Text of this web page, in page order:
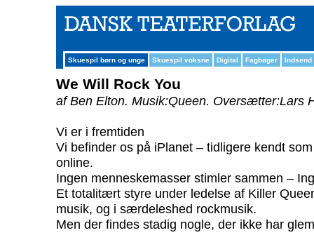
Skuespil børn og unge Skuespil voksne Digital Fagbøger Indsend
We Will Rock You
af Ben Elton. Musik:Queen. Oversætter:Lars
Vi er i fremtiden
Vi befinder os på iPlanet – tidligere kendt
online.
Ingen menneskemasser stimler sammen –
Et totalitært styre under ledelse af Killer
musik, og i særdeleshed rockmusik.
Men der findes stadig nogle, der ikke har